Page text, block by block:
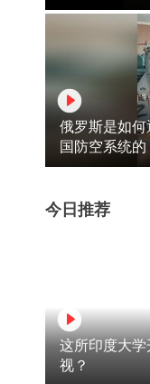
俄罗斯是如
国防空系统的
今日推荐
这所印度大
视？